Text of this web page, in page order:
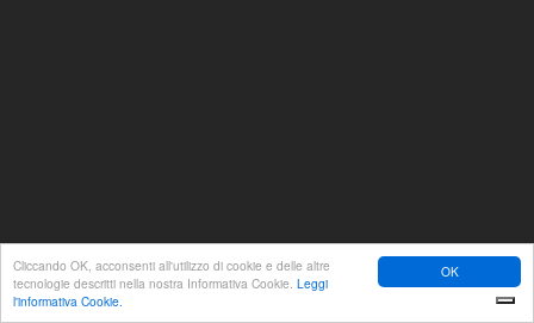
OK
Cliccando OK, acconsenti all'utilizzo di cookie e delle altre
tecnologie descritti nella nostra Informativa Cookie. Leggi
l'informativa Cookie.